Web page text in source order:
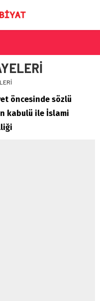
öncesinde sözlü
kabulü ile İslami